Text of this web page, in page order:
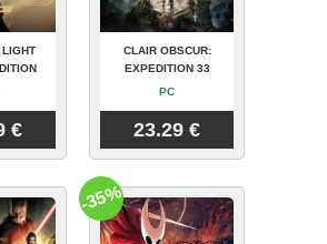
€
CLAIR OBSCUR:
EXPEDITION 33
PC
23.29 €
-35%